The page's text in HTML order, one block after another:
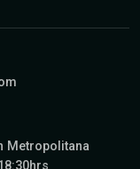
Metropolitana